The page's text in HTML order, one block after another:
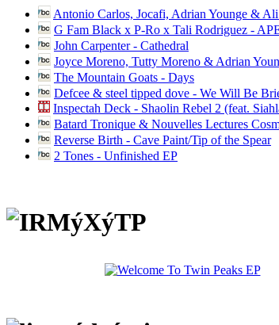
Antonio Carlos, Jocafi, Adrian Younge &
G Fam Black x P-Ro x Tali Rodriguez -
John Carpenter - Cathedral
Joyce Moreno, Tutty Moreno & Adrian
The Mountain Goats - Days
Defcee & steel tipped dove - We Will Be
Inspectah Deck - Shaolin Rebel 2 (feat.
Batard Tronique & Nouvelles Lectures
Reverse Birth - Cave Paint/Tip of the Spear
2 Tones - Unfinished EP